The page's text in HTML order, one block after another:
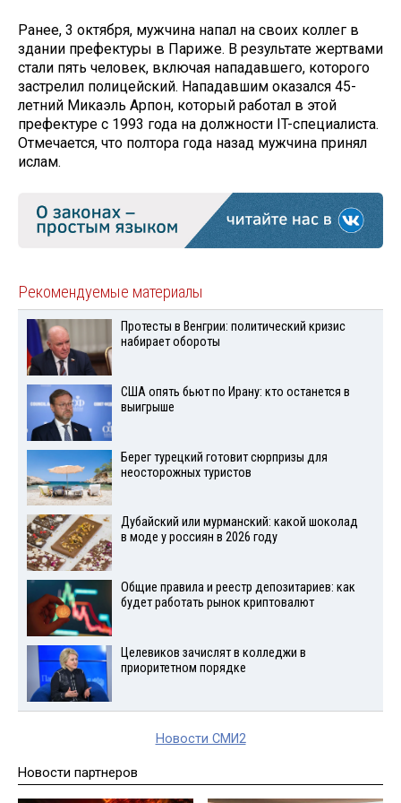
Ранее, 3 октября, мужчина напал на своих коллег в
здании префектуры в Париже. В результате жертвами
стали пять человек, включая нападавшего, которого
застрелил полицейский. Нападавшим оказался 45-
летний Микаэль Арпон, который работал в этой
префектуре с 1993 года на должности IT-специалиста.
Отмечается, что полтора года назад мужчина принял
ислам.
Рекомендуемые материалы
Протесты в Венгрии: политический кризис
набирает обороты
США опять бьют по Ирану: кто останется в
выигрыше
Берег турецкий готовит сюрпризы для
неосторожных туристов
Дубайский или мурманский: какой шоколад
в моде у россиян в 2026 году
Общие правила и реестр депозитариев: как
будет работать рынок криптовалют
Целевиков зачислят в колледжи в
приоритетном порядке
Новости СМИ2
Новости партнеров